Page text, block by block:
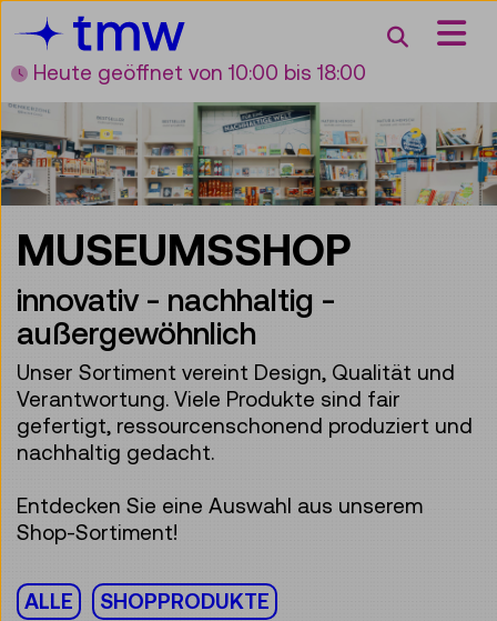
Zum Inhalt
Zum Hauptmenü
Zur Suche
Zur Zielgruppennavigation
Suche
Heute geöffnet von 10:00 bis 18:00
MUSEUMSSHOP
innovativ - nachhaltig -
außergewöhnlich
Unser Sortiment vereint Design, Qualität und
Verantwortung. Viele Produkte sind fair
gefertigt, ressourcenschonend produziert und
nachhaltig gedacht.
Entdecken Sie eine Auswahl aus unserem
Shop-Sortiment!
ALLE
SHOPPRODUKTE